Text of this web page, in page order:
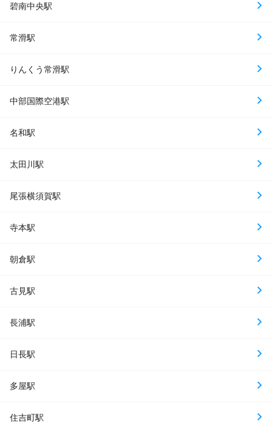
碧南中央駅
常滑駅
りんくう常滑駅
中部国際空港駅
名和駅
太田川駅
尾張横須賀駅
寺本駅
朝倉駅
古見駅
長浦駅
日長駅
多屋駅
住吉町駅